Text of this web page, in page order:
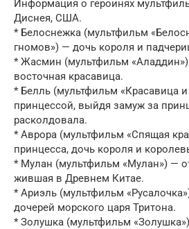
Информация о героинях
Диснея, США.
* Белоснежка (мультфильм
гномов») — дочь короля и
* Жасмин (мультфильм «Аладдин»)
восточная красавица.
* Белль (мультфильм «Красавица
принцессой, выйдя замуж за
расколдовала.
* Аврора (мультфильм «Спящая
принцесса, дочь короля и
* Мулан (мультфильм «Мулан») —
жившая в Древнем Китае.
* Ариэль (мультфильм
дочерей морского царя Тритона.
* Золушка (мультфильм